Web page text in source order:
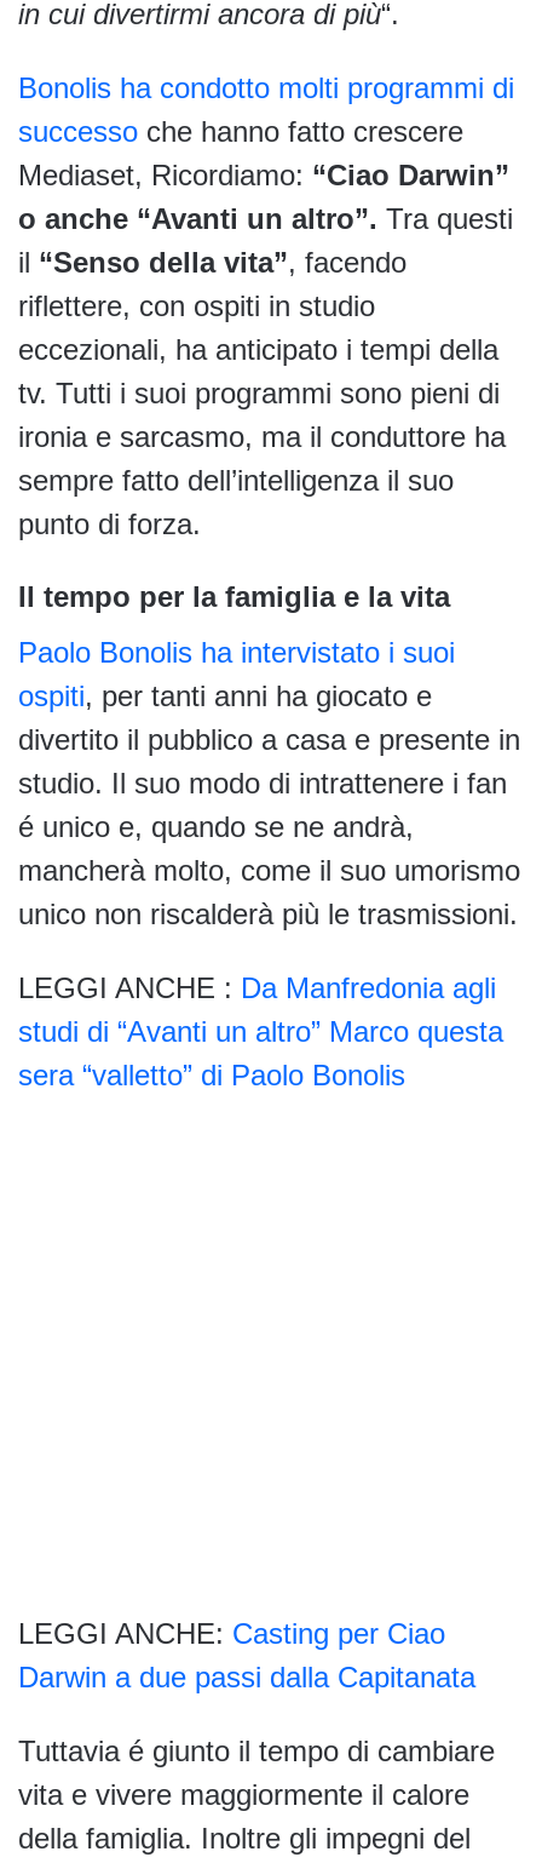
in cui divertirmi ancora di più“.
Bonolis ha condotto molti programmi di
successo che hanno fatto crescere
Mediaset, Ricordiamo: “Ciao Darwin”
o anche “Avanti un altro”. Tra questi
il “Senso della vita”, facendo
riflettere, con ospiti in studio
eccezionali, ha anticipato i tempi della
tv. Tutti i suoi programmi sono pieni di
ironia e sarcasmo, ma il conduttore ha
sempre fatto dell’intelligenza il suo
punto di forza.
Il tempo per la famiglia e la vita
Paolo Bonolis ha intervistato i suoi
ospiti, per tanti anni ha giocato e
divertito il pubblico a casa e presente in
studio. Il suo modo di intrattenere i fan
é unico e, quando se ne andrà,
mancherà molto, come il suo umorismo
unico non riscalderà più le trasmissioni.
LEGGI ANCHE : Da Manfredonia agli
studi di “Avanti un altro” Marco questa
sera “valletto” di Paolo Bonolis
LEGGI ANCHE: Casting per Ciao
Darwin a due passi dalla Capitanata
Tuttavia é giunto il tempo di cambiare
vita e vivere maggiormente il calore
della famiglia. Inoltre gli impegni del